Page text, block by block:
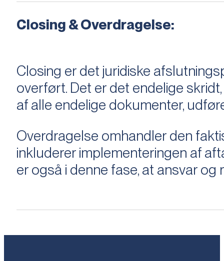
Closing & Overdragelse:
Closing er det juridiske
overført. Det er det endelige
af alle endelige dokumenter,
Overdragelse omhandler den
inkluderer implementeringen af
er også i denne fase, at ansvar